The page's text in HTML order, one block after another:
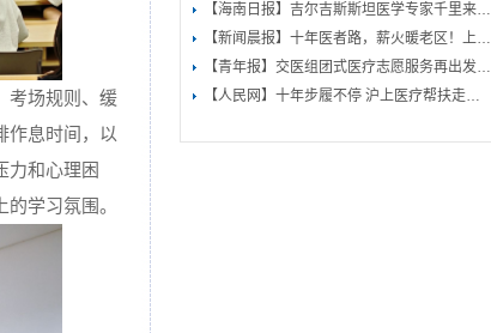
考场规则、缓
作息时间，以
力和心理困
学习氛围。
【海南日报】吉尔吉斯斯坦医学专家千里来…
【新闻晨报】十年医者路，薪火暖老区！上…
【青年报】交医组团式医疗志愿服务再出发…
【人民网】十年步履不停 沪上医疗帮扶走…